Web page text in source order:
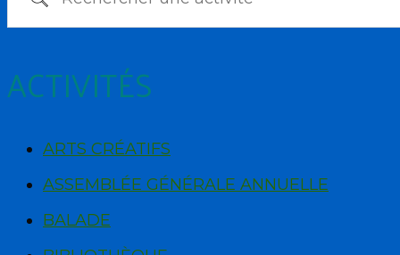
ACTIVITÉS
ARTS CRÉATIFS
ASSEMBLÉE GÉNÉRALE ANNUELLE
BALADE